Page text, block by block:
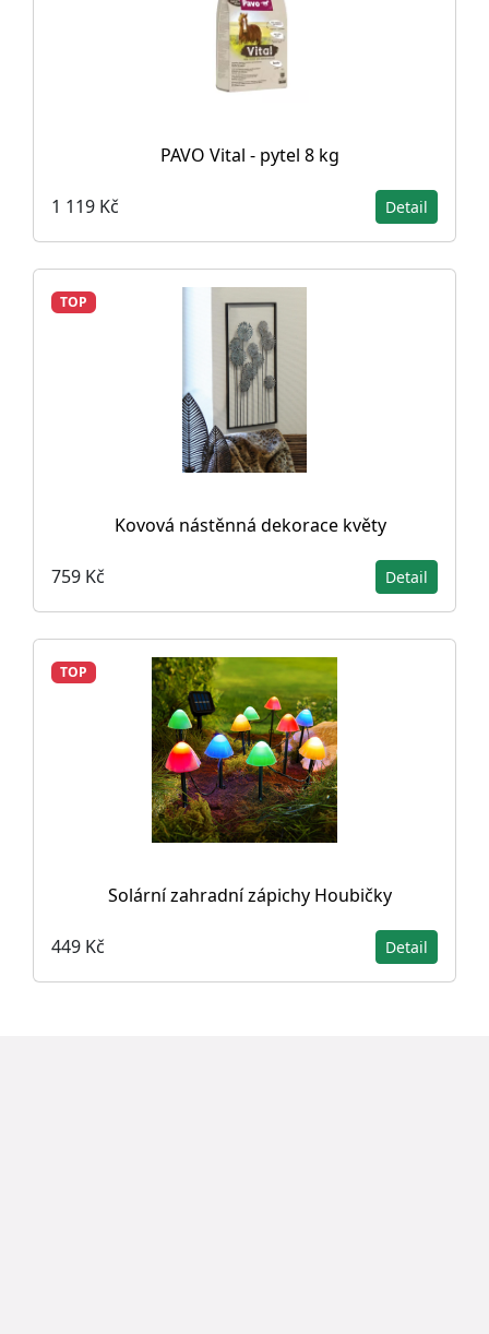
PAVO Vital - pytel 8 kg
1 119 Kč Detail
TOP
Kovová nástěnná dekorace květy
759 Kč Detail
TOP
Solární zahradní zápichy Houbičky
449 Kč Detail